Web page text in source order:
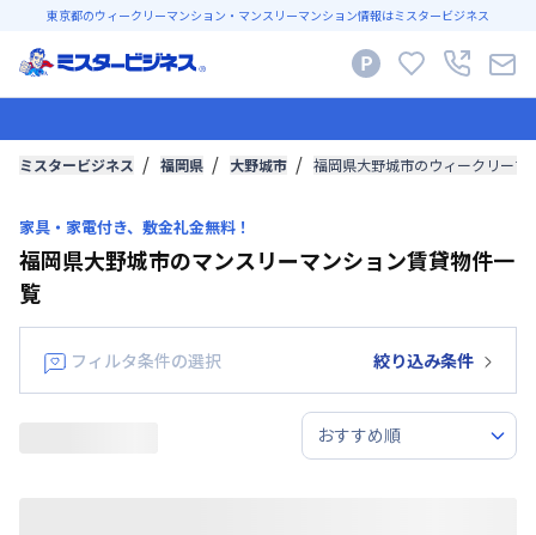
東京都のウィークリーマンション・マンスリーマンション情報はミスタービジネス
ミスタービジネス 福岡県 大野城市 福岡県大野城市のウィークリー
家具・家電付き、敷金礼金無料！
福岡県大野城市のマンスリーマンション賃貸物件一
覧
フィルタ条件の選択 絞り込み条件